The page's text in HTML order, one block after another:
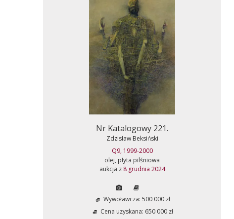
Nr Katalogowy 221.
Zdzisław Beksiński
Q9, 1999-2000
olej, płyta pilśniowa
aukcja z 8 grudnia 2024
Wywoławcza: 500 000 zł
Cena uzyskana: 650 000 zł